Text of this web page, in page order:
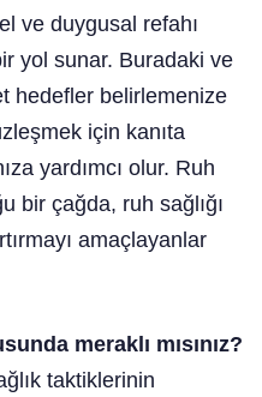
ve duygusal refahı
yol sunar. Buradaki ve
hedefler belirlemenize
için kanıta
yardımcı olur. Ruh
bir çağda, ruh sağlığı
amaçlayanlar
meraklı mısınız?
taktiklerinin